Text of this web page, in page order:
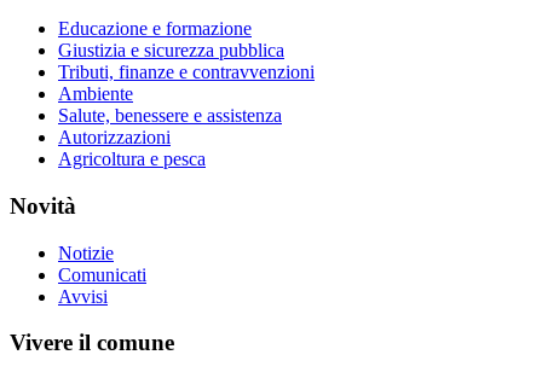
Educazione e formazione
Giustizia e sicurezza pubblica
Tributi, finanze e contravvenzioni
Ambiente
Salute, benessere e assistenza
Autorizzazioni
Agricoltura e pesca
Novità
Notizie
Comunicati
Avvisi
Vivere il comune